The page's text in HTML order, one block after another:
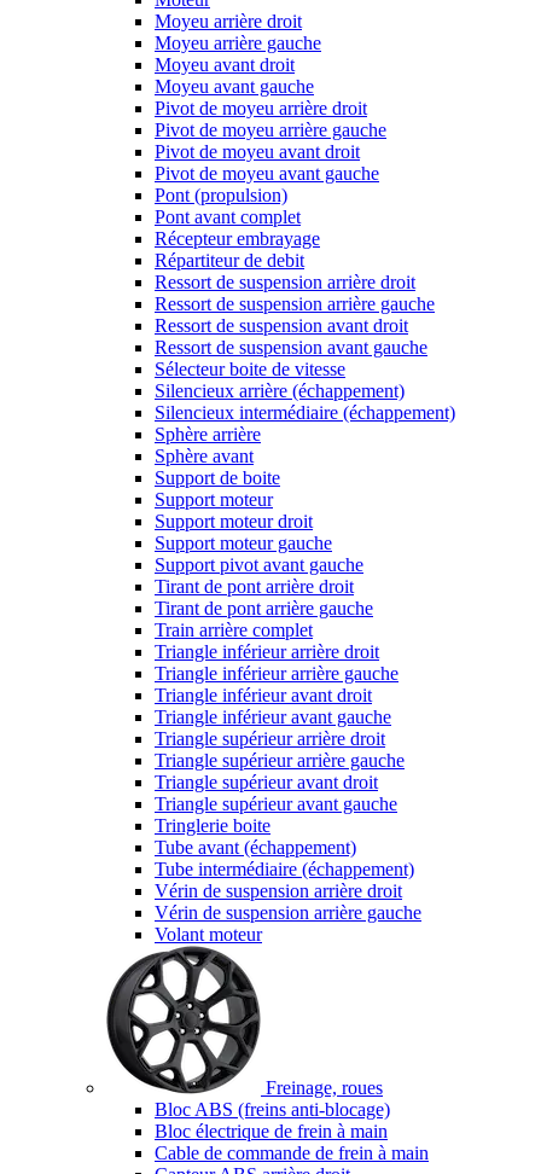
Moyeu arrière droit
Moyeu arrière gauche
Moyeu avant droit
Moyeu avant gauche
Pivot de moyeu arrière droit
Pivot de moyeu arrière gauche
Pivot de moyeu avant droit
Pivot de moyeu avant gauche
Pont (propulsion)
Pont avant complet
Récepteur embrayage
Répartiteur de debit
Ressort de suspension arrière droit
Ressort de suspension arrière gauche
Ressort de suspension avant droit
Ressort de suspension avant gauche
Sélecteur boite de vitesse
Silencieux arrière (échappement)
Silencieux intermédiaire (échappement)
Sphère arrière
Sphère avant
Support de boite
Support moteur
Support moteur droit
Support moteur gauche
Support pivot avant gauche
Tirant de pont arrière droit
Tirant de pont arrière gauche
Train arrière complet
Triangle inférieur arrière droit
Triangle inférieur arrière gauche
Triangle inférieur avant droit
Triangle inférieur avant gauche
Triangle supérieur arrière droit
Triangle supérieur arrière gauche
Triangle supérieur avant droit
Triangle supérieur avant gauche
Tringlerie boite
Tube avant (échappement)
Tube intermédiaire (échappement)
Vérin de suspension arrière droit
Vérin de suspension arrière gauche
Volant moteur
Freinage, roues
Bloc ABS (freins anti-blocage)
Bloc électrique de frein à main
Cable de commande de frein à main